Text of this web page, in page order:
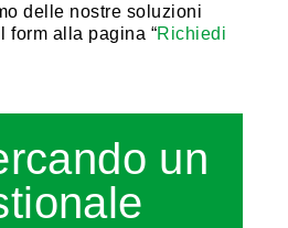
delle nostre soluzioni
form alla pagina “Richiedi
un